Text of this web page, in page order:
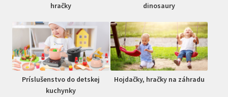
hračky
dinosaury
Príslušenstvo do detskej
kuchynky
Hojdačky, hračky na záhradu